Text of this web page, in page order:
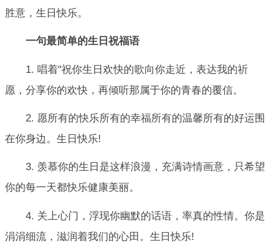
胜意，生日快乐。
一句最简单的生日祝福语
1. 唱着"祝你生日欢快的歌向你走近，表达我的祈
愿，分享你的欢快，再倾听那属于你的青春的覆信。
2. 愿所有的快乐所有的幸福所有的温馨所有的好运围
在你身边。生日快乐!
3. 羡慕你的生日是这样浪漫，充满诗情画意，只希望
你的每一天都快乐健康美丽。
4. 关上心门，浮现你幽默的话语，率真的性情。你是
涓涓细流，滋润着我们的心田。生日快乐!